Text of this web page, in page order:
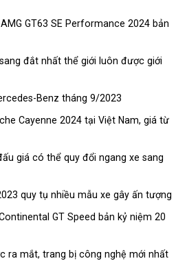
GT63 SE Performance 2024 bản
đắt nhất thể giới luôn được giới
Benz tháng 9/2023
Cayenne 2024 tại Việt Nam, giá từ
giá có thể quy đổi ngang xe sang
quy tụ nhiều mẫu xe gây ấn tượng
GT Speed bản kỷ niệm 20
ra mắt, trang bị công nghệ mới nhất